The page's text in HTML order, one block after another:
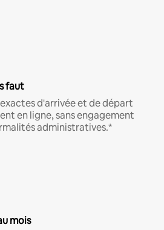
faut
d'arrivée et de départ
en ligne, sans engagement
administratives.*
mois